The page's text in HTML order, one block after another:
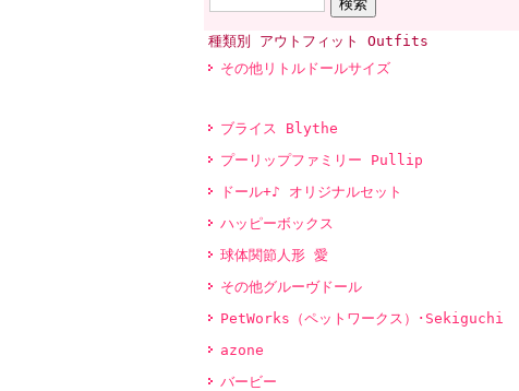
種類別 アウトフィット Outfits
その他リトルドールサイズ
ブライス Blythe
プーリップファミリー Pullip
ドール+♪ オリジナルセット
ハッピーボックス
球体関節人形 愛
その他グルーヴドール
PetWorks（ペットワークス）･Sekiguchi
azone
バービー